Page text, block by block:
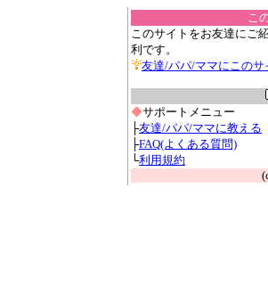
こ
このサイトをお友達にご
利です。
友達/パパ/ママにこのサ
◆サポートメニュー
├友達/パパ/ママに教える
├FAQ(よくある質問)
└利用規約